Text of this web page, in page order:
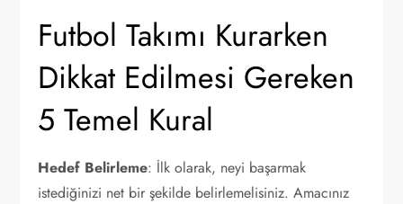
Futbol Takımı Kurarken
Dikkat Edilmesi Gereken
5 Temel Kural
Hedef Belirleme: İlk olarak, neyi başarmak
istediğinizi net bir şekilde belirlemelisiniz. Amacınız